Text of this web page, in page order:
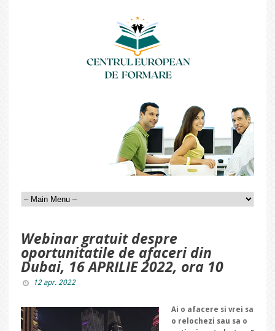
Webinar gratuit despre
oportunitatile de afaceri din
Dubai, 16 APRILIE 2022, ora 10
12 apr. 2022
Ai o afacere si vrei sa
o relochezi sau sa o